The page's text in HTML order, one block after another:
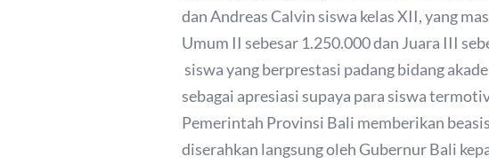
dan Andreas Calvin siswa kelas XII, yang
Umum II sebesar 1.250.000 dan Juara III
siswa yang berprestasi padang bidang
sebagai apresiasi supaya para siswa
Pemerintah Provinsi Bali memberikan
diserahkan langsung oleh Gubernur Bali